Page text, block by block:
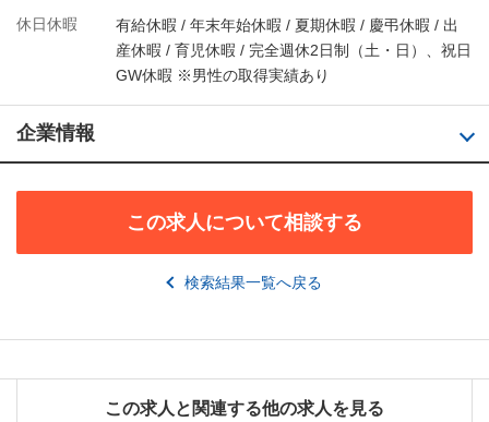
休日休暇
有給休暇 / 年末年始休暇 / 夏期休暇 / 慶弔休暇 / 出
産休暇 / 育児休暇 / 完全週休2日制（土・日）、祝日
GW休暇 ※男性の取得実績あり
企業情報
この求人について相談する
検索結果一覧へ戻る
この求人と関連する他の求人を見る